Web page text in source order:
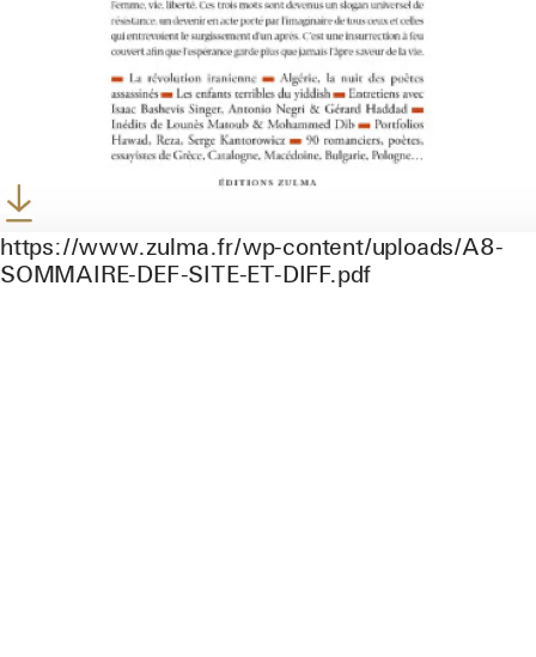
https://www.zulma.fr/wp-content/uploads/A8-
SOMMAIRE-DEF-SITE-ET-DIFF.pdf